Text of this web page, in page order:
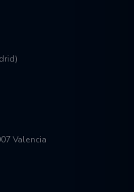
Valencia